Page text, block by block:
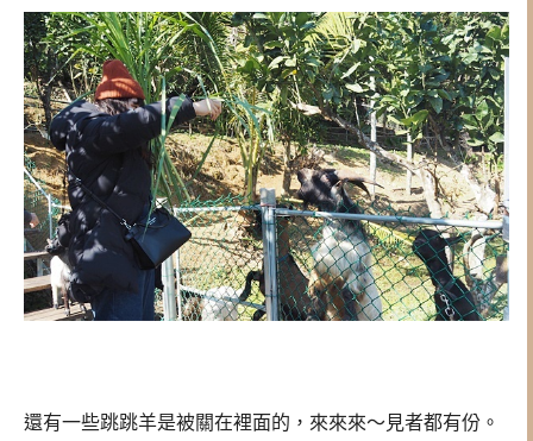
還有一些跳跳羊是被關在裡面的，來來來～見者都有份。